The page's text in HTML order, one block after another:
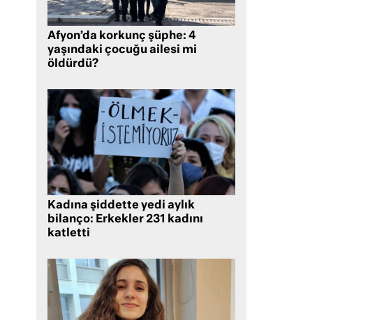
Afyon’da korkunç şüphe: 4
yaşındaki çocuğu ailesi mi
öldürdü?
Kadına şiddette yedi aylık
bilanço: Erkekler 231 kadını
katletti